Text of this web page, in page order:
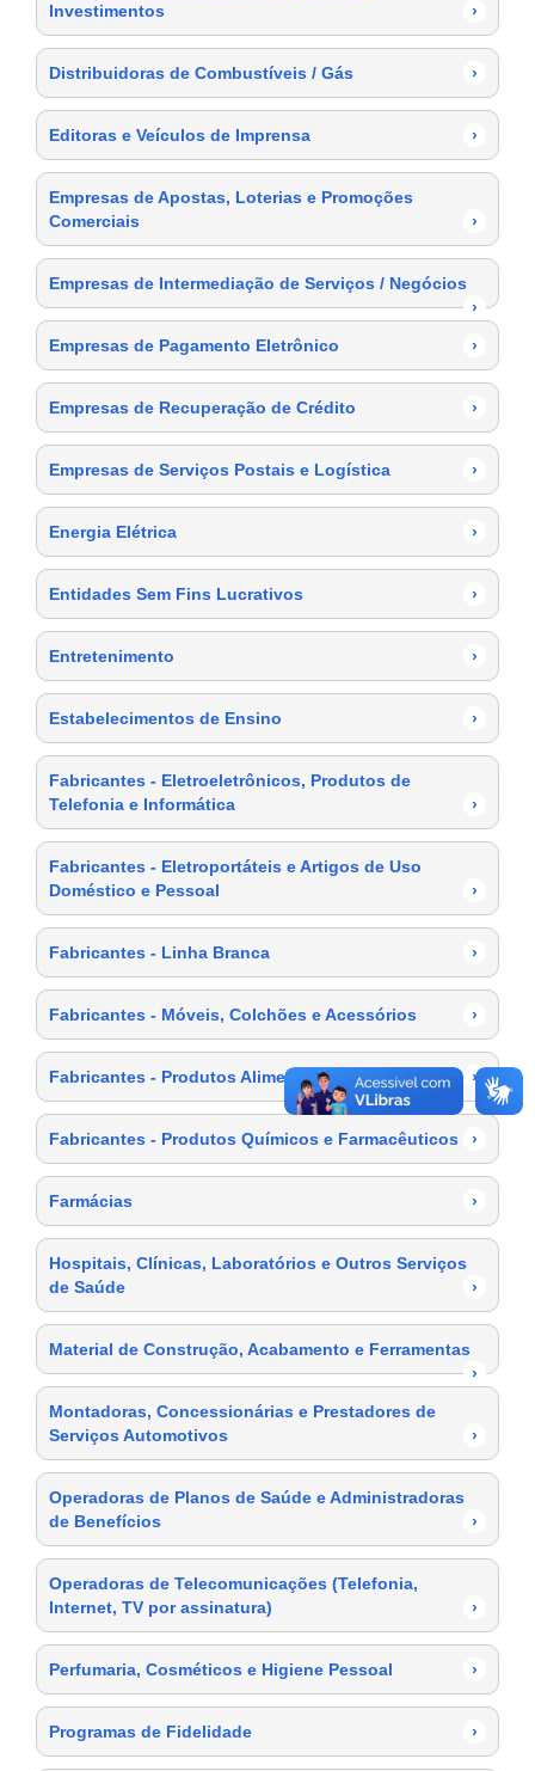
Investimentos
›
Distribuidoras de Combustíveis / Gás ›
Editoras e Veículos de Imprensa ›
Empresas de Apostas, Loterias e Promoções
Comerciais
›
Empresas de Intermediação de Serviços / Negócios
›
Empresas de Pagamento Eletrônico
›
Empresas de Recuperação de Crédito ›
Empresas de Serviços Postais e Logística ›
Energia Elétrica ›
Entidades Sem Fins Lucrativos ›
Entretenimento ›
Estabelecimentos de Ensino ›
Fabricantes - Eletroeletrônicos, Produtos de
Telefonia e Informática
›
Fabricantes - Eletroportáteis e Artigos de Uso
Doméstico e Pessoal
›
Fabricantes - Linha Branca ›
Fabricantes - Móveis, Colchões e Acessórios ›
Fabricantes - Produtos Alimentícios ›
Fabricantes - Produtos Químicos e Farmacêuticos ›
Farmácias ›
Hospitais, Clínicas, Laboratórios e Outros Serviços
de Saúde
›
Material de Construção, Acabamento e Ferramentas
›
Montadoras, Concessionárias e Prestadores de
Serviços Automotivos
›
Operadoras de Planos de Saúde e Administradoras
de Benefícios
›
Operadoras de Telecomunicações (Telefonia,
Internet, TV por assinatura)
›
Perfumaria, Cosméticos e Higiene Pessoal ›
Programas de Fidelidade ›